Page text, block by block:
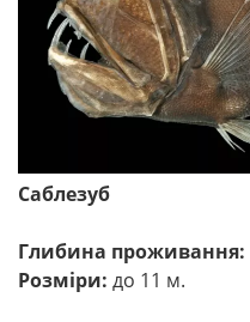
Саблезуб
Глибина проживання:
Розміри: до 11 м.